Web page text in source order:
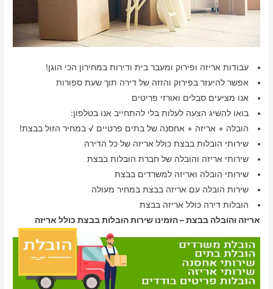
עבודות אריזה ופירוק ומעבר בית ודירות במחירון הכי הוגן!
אפשר להיעזר בפירוק והזזה של דירה תוך שעת ספורות
אנו מציעים סבלים ואורזי פריטים
בואו להשיג הצעה לעלות בלי להתחייב אנו בטלפון:
הובלה + אריזה + אחסנה של בתים פרטיים √ במחיר הזול בבצת!
שירותי הובלות בבצת כולל אריזה של כל הדירה
שירותי אריזה והובלה של חברת הובלות בבצת
שירותי הובלה ואריזה למשרדים בבצת
שירות הובלה עם אריזה בבצת במחיר מעולה
הובלות דירה כולל אריזה בבצת
אריזה והובלה בבצת – הזמינו שירות הובלות בבצת כולל אריזה